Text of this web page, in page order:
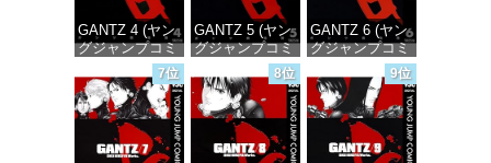
GANTZ 4 (ヤン
グジャンプコミ
ックスDIGITAL)
価格：¥100
GANTZ 5 (ヤン
グジャンプコミ
ックスDIGITAL)
価格：¥100
GANTZ 6 (ヤン
グジャンプコミ
ックスDIGITAL)
価格：¥100
7位 8位 9位